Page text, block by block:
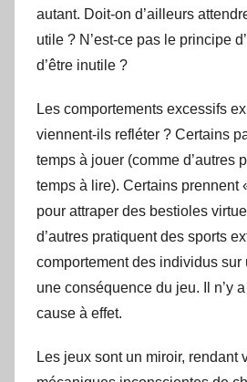
autant. Doit-on d’ailleurs
utile ? N’est-ce pas le principe
d’être inutile ?
Les comportements excessifs
viennent-ils refléter ? Certains
temps à jouer (comme d’autres
temps à lire). Certains prennent
pour attraper des bestioles
d’autres pratiquent des sports
comportement des individus sur
une conséquence du jeu. Il n’y
cause à effet.
Les jeux sont un miroir, rendant